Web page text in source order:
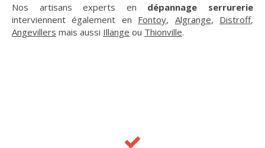
Nos artisans experts en dépannage serrurerie
interviennent également en Fontoy, Algrange, Distroff,
Angevillers mais aussi Illange ou Thionville.